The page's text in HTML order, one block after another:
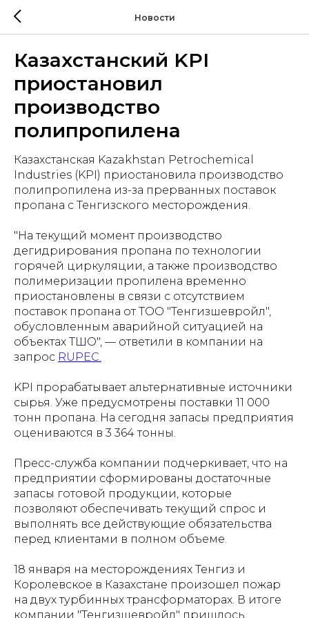
Новости
Казахстанский KPI
приостановил
производство
полипропилена
Казахстанская Kazakhstan Petrochemical
Industries (KPI) приостановила производство
полипропилена из-за прерванных поставок
пропана с Тенгизского месторождения.
"На текущий момент производство
дегидрирования пропана по технологии
горячей циркуляции, а также производство
полимеризации пропилена временно
приостановлены в связи с отсутствием
поставок пропана от ТОО "Тенгизшевройл",
обусловленным аварийной ситуацией на
объектах ТШО", — ответили в компании на
запрос RUPEC.
KPI прорабатывает альтернативные источники
сырья. Уже предусмотрены поставки 11 000
тонн пропана. На сегодня запасы предприятия
оцениваются в 3 364 тонны.
Пресс-служба компании подчеркивает, что на
предприятии сформированы достаточные
запасы готовой продукции, которые
позволяют обеспечивать текущий спрос и
выполнять все действующие обязательства
перед клиентами в полном объеме.
18 января на месторождениях Тенгиз и
Королевское в Казахстане произошел пожар
на двух турбинных трансформаторах. В итоге
компании "Тенгизшевройл" пришлось